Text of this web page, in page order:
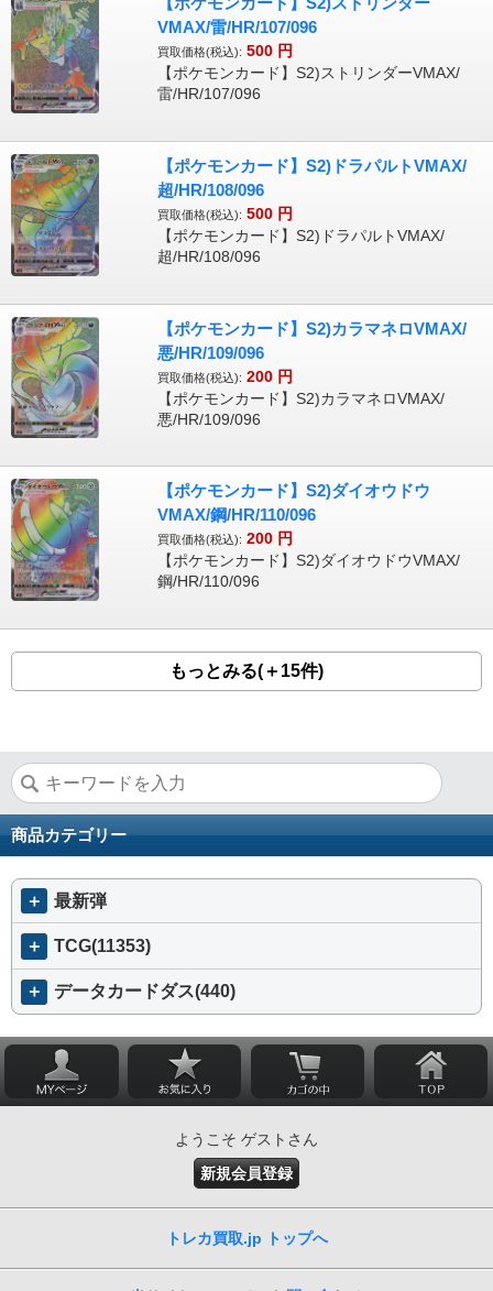
VMAX/雷/HR/107/096
買取価格(税込): 500 円
【ポケモンカード】S2)ストリンダーVMAX/
雷/HR/107/096
【ポケモンカード】S2)ドラパルトVMAX/
超/HR/108/096
買取価格(税込): 500 円
【ポケモンカード】S2)ドラパルトVMAX/
超/HR/108/096
【ポケモンカード】S2)カラマネロVMAX/
悪/HR/109/096
買取価格(税込): 200 円
【ポケモンカード】S2)カラマネロVMAX/
悪/HR/109/096
【ポケモンカード】S2)ダイオウドウ
VMAX/鋼/HR/110/096
買取価格(税込): 200 円
【ポケモンカード】S2)ダイオウドウVMAX/
鋼/HR/110/096
もっとみる(＋15件)
商品カテゴリー
＋ 最新弾
＋ TCG(11353)
＋ データカードダス(440)
ようこそ ゲストさん
新規会員登録
トレカ買取.jp トップへ